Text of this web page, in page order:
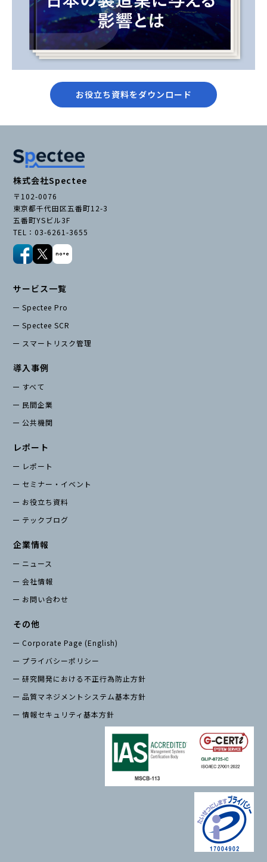
お役立ち資料をダウンロード
株式会社Spectee
〒102-0076
東京都千代田区五番町12-3
五番町YSビル3F
TEL：03-6261-3655
サービス一覧
Spectee Pro
Spectee SCR
スマートリスク管理
導入事例
すべて
民間企業
公共機関
レポート
レポート
セミナー・イベント
お役立ち資料
テックブログ
企業情報
ニュース
会社情報
お問い合わせ
その他
Corporate Page (English)
プライバシーポリシー
研究開発における不正行為防止方針
品質マネジメントシステム基本方針
情報セキュリティ基本方針